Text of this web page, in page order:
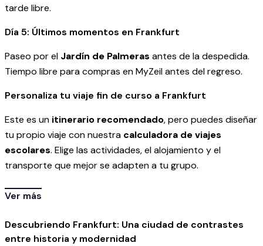
tarde libre.
Día 5: Últimos momentos en Frankfurt
Paseo por el Jardín de Palmeras antes de la despedida.
Tiempo libre para compras en MyZeil antes del regreso.
Personaliza tu viaje fin de curso a Frankfurt
Este es un itinerario recomendado, pero puedes diseñar
tu propio viaje con nuestra calculadora de viajes
escolares. Elige las actividades, el alojamiento y el
transporte que mejor se adapten a tu grupo.
Ver más
Descubriendo Frankfurt: Una ciudad de contrastes
entre historia y modernidad